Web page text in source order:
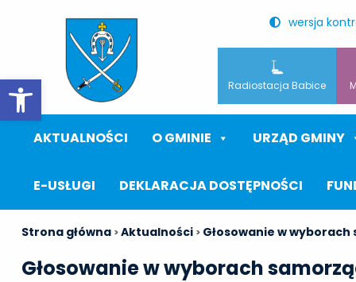
Otwórz pasek narzędzi
wersja
Radiostacja Babice
AKTUALNOŚCI O GMINIE URZĄD GMINY
E-USŁUGI DEKLARACJA DOSTĘPNOŚCI
Strona główna >Aktualności > Głosowanie w
Głosowanie w wyborach